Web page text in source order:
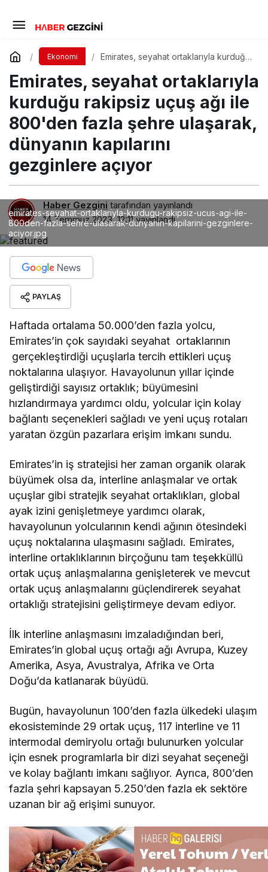
Ekonomi
Emirates, seyahat ortaklarıyla kurduğu
şehre ulaşarak, dünyanın kapılarını
gezginlere açıyor
Emirates, seyahat ortaklarıyla
kurduğu rakipsiz uçuş ağı ile
800'den fazla şehre ulaşarak,
dünyanın kapılarını
gezginlere açıyor
Haber Gezgini tarafından yayınlandı
14 Temmuz 2023, 12:11yayınlandı
emirates-seyahat-ortaklariyla-kurdugu-rakipsiz-ucus-agi-ile-
800den-fazla-sehre-ulasarak-dunyanin-kapilarini-gezginlere-
aciyor.jpg
PAYLAŞ
Haftada ortalama 50.000’den fazla yolcu,
Emirates’in çok sayıdaki seyahat ortaklarının
gerçekleştirdiği uçuşlarla tercih ettikleri uçuş
noktalarına ulaşıyor. Havayolunun yıllar içinde
geliştirdiği sayısız ortaklık; büyümesini
hızlandırmaya yardımcı oldu, yolcular için kolay
bağlantı seçenekleri sağladı ve yeni uçuş rotaları
yaratan özgün pazarlara erişim imkanı sundu.
Emirates’in iş stratejisi her zaman organik olarak
büyümek olsa da, interline anlaşmalar ve ortak
uçuşlar gibi stratejik seyahat ortaklıkları, global
ayak izini genişletmeye yardımcı olarak,
havayolunun yolcularının kendi ağının ötesindeki
uçuş noktalarına ulaşmasını sağladı. Emirates,
interline ortaklıklarının birçoğunu tam teşekküllü
ortak uçuş anlaşmalarına genişleterek ve mevcut
ortak uçuş anlaşmalarını güçlendirerek seyahat
ortaklığı stratejisini geliştirmeye devam ediyor.
İlk interline anlaşmasını imzaladığından beri,
Emirates’in global uçuş ortağı ağı Avrupa, Kuzey
Amerika, Asya, Avustralya, Afrika ve Orta
Doğu’da katlanarak büyüdü.
Bugün, havayolunun 100’den fazla ülkedeki ulaşım
ekosisteminde 29 ortak uçuş, 117 interline ve 11
intermodal demiryolu ortağı bulunurken yolcular
için esnek programlarla bir dizi seyahat seçeneği
ve kolay bağlantı imkanı sağlıyor. Ayrıca, 800’den
fazla şehri kapsayan 5.250’den fazla ek sektöre
uzanan bir ağ erişimi sunuyor.